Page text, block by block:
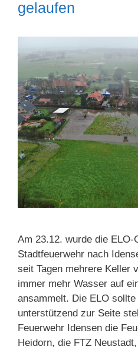
gelaufen
Am 23.12. wurde die ELO-
Stadtfeuerwehr nach
seit Tagen mehrere Keller
immer mehr Wasser auf
ansammelt. Die ELO
unterstützend zur Seite
Feuerwehr Idensen die
Heidorn, die FTZ